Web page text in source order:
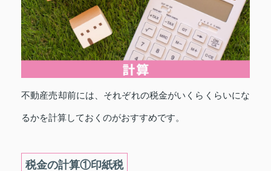
不動産売却前には、それぞれの税金がいくらくらいにな
るかを計算しておくのがおすすめです。
税金の計算①印紙税